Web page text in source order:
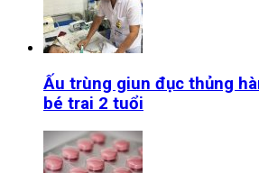
Ấu trùng giun đục thủng
bé trai 2 tuổi